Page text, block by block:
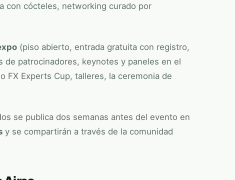
con cócteles, networking curado por
(piso abierto, entrada gratuita con registro,
patrocinadores, keynotes y paneles en el
FX Experts Cup, talleres, la ceremonia de
se publica dos semanas antes del evento en
y se compartirán a través de la comunidad